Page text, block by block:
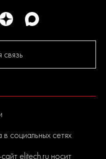
социальных сетях
elitech.ru носит